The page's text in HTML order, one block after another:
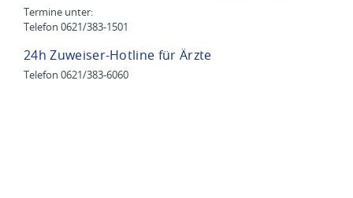
Termine unter:
Telefon 0621/383-1501
24h Zuweiser-Hotline für Ärzte
Telefon 0621/383-6060